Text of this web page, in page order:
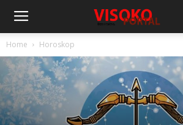
Home Horoskop